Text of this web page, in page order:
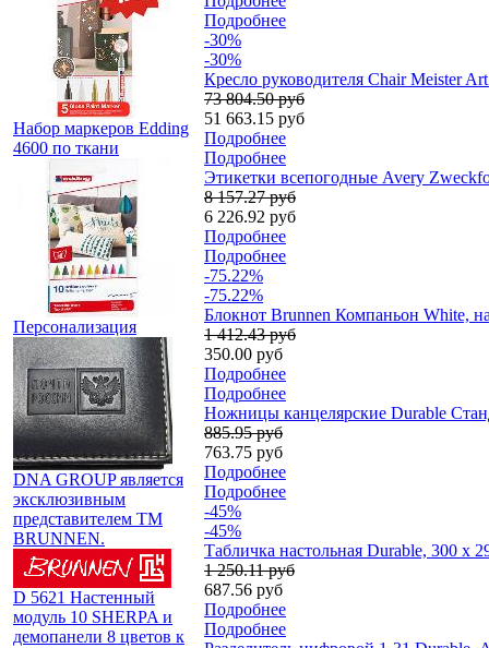
Набор маркеров Edding
4600 по ткани
Персонализация
DNA GROUP является
эксклюзивным
представителем TM
BRUNNEN.
D 5621 Настенный
модуль 10 SHERPA и
демопанели 8 цветов к
Подробнее
-30%
-30%
Кресло руководителя Chair Meister
73 804.50 руб
51 663.15 руб
Подробнее
Подробнее
Этикетки всепогодные Avery
8 157.27 руб
6 226.92 руб
Подробнее
Подробнее
-75.22%
-75.22%
Блокнот Brunnen Компаньон White,
1 412.43 руб
350.00 руб
Подробнее
Подробнее
Ножницы канцелярские Durable
885.95 руб
763.75 руб
Подробнее
Подробнее
-45%
-45%
Табличка настольная Durable, 300 х
1 250.11 руб
687.56 руб
Подробнее
Подробнее